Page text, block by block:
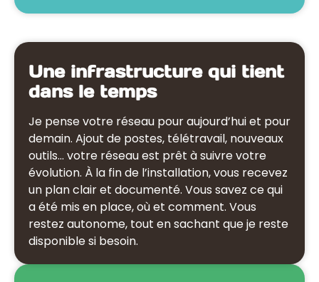
Une infrastructure qui tient
dans le temps
Je pense votre réseau pour aujourd’hui et pour
demain. Ajout de postes, télétravail, nouveaux
outils… votre réseau est prêt à suivre votre
évolution. À la fin de l’installation, vous recevez
un plan clair et documenté. Vous savez ce qui
a été mis en place, où et comment. Vous
restez autonome, tout en sachant que je reste
disponible si besoin.